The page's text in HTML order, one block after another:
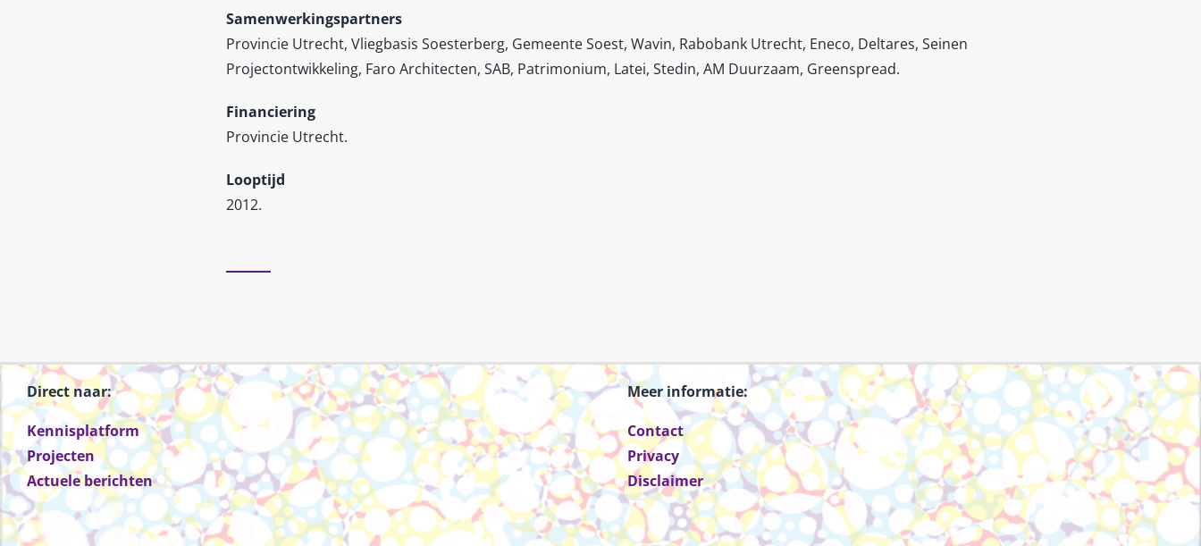
Samenwerkingspartners
Provincie Utrecht, Vliegbasis Soesterberg, Gemeente Soest, Wavin, Rabobank Utrecht, Eneco, Deltares, Seinen
Projectontwikkeling, Faro Architecten, SAB, Patrimonium, Latei, Stedin, AM Duurzaam, Greenspread.
Financiering
Provincie Utrecht.
Looptijd
2012.
Direct naar:
Kennisplatform
Projecten
Actuele berichten
Meer informatie:
Contact
Privacy
Disclaimer